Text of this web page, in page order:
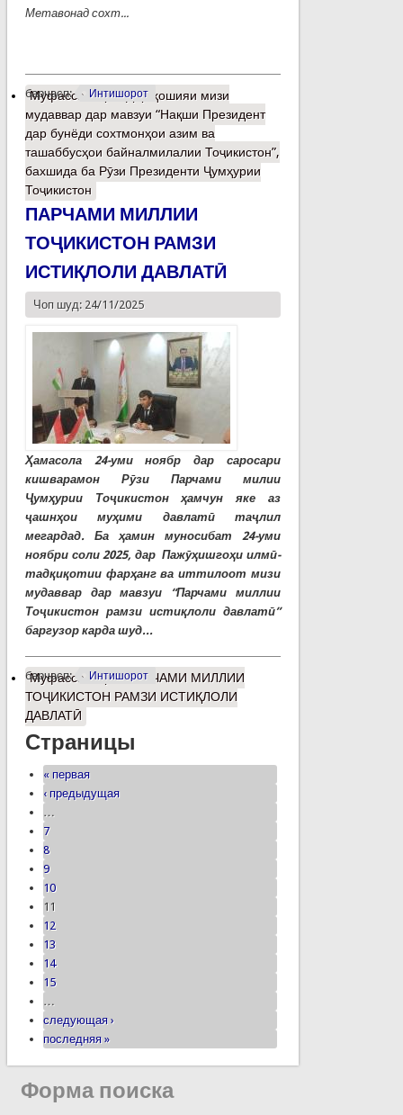
Метавонад сохт...
барчасп: Интишорот
Муфассалтаро Дар ҳошияи мизи
мудаввар дар мавзуи “Нақши Президент
дар бунёди сохтмонҳои азим ва
ташаббусҳои байналмилалии Тоҷикистон”,
бахшида ба Рӯзи Президенти Ҷумҳурии
Тоҷикистон
ПАРЧАМИ МИЛЛИИ
ТОҶИКИСТОН РАМЗИ
ИСТИҚЛОЛИ ДАВЛАТӢ
Чоп шуд: 24/11/2025
Ҳамасола 24-уми ноябр дар саросари
кишварамон Рӯзи Парчами милии
Ҷумҳурии Тоҷикистон ҳамчун яке аз
ҷашнҳои муҳими давлатӣ таҷлил
мегардад. Ба ҳамин муносибат 24-уми
ноябри соли 2025, дар Пажӯҳишгоҳи илмӣ-
тадқиқотии фарҳанг ва иттилоот мизи
мудаввар дар мавзуи “Парчами миллии
Тоҷикистон рамзи истиқлоли давлатӣ”
баргузор карда шуд...
барчасп: Интишорот
Муфассалтаро ПАРЧАМИ МИЛЛИИ
ТОҶИКИСТОН РАМЗИ ИСТИҚЛОЛИ
ДАВЛАТӢ
Страницы
« первая
‹ предыдущая
…
7
8
9
10
11
12
13
14
15
…
следующая ›
последняя »
Форма поиска